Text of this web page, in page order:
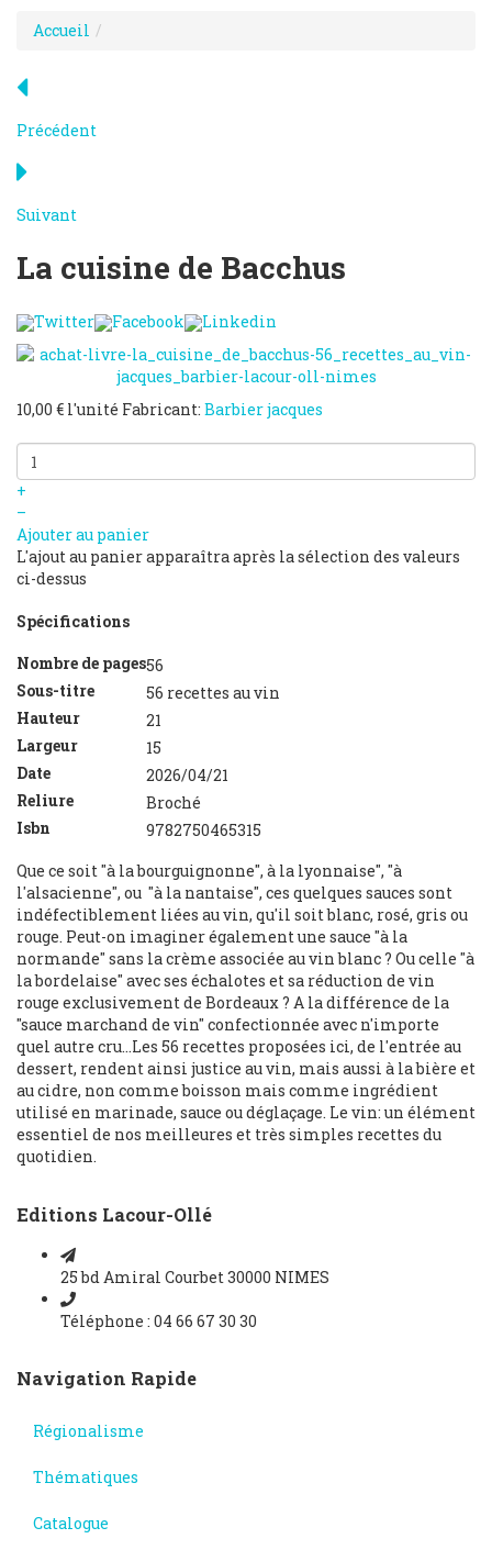
Accueil
Précédent
Suivant
La cuisine de Bacchus
Twitter Facebook Linkedin
10,00 € l'unité Fabricant: Barbier jacques
+
–
Ajouter au panier
L'ajout au panier apparaîtra après la sélection des valeurs
ci-dessus
Spécifications
Nombre de pages56
Sous-titre
56 recettes au vin
Hauteur
21
Largeur
15
Date
2026/04/21
Reliure
Broché
Isbn
9782750465315
Que ce soit "à la bourguignonne", à la lyonnaise", "à
l'alsacienne", ou "à la nantaise", ces quelques sauces sont
indéfectiblement liées au vin, qu'il soit blanc, rosé, gris ou
rouge. Peut-on imaginer également une sauce "à la
normande" sans la crème associée au vin blanc ? Ou celle "à
la bordelaise" avec ses échalotes et sa réduction de vin
rouge exclusivement de Bordeaux ? A la différence de la
"sauce marchand de vin" confectionnée avec n'importe
quel autre cru...Les 56 recettes proposées ici, de l'entrée au
dessert, rendent ainsi justice au vin, mais aussi à la bière et
au cidre, non comme boisson mais comme ingrédient
utilisé en marinade, sauce ou déglaçage. Le vin: un élément
essentiel de nos meilleures et très simples recettes du
quotidien.
Editions Lacour-Ollé
25 bd Amiral Courbet 30000 NIMES
Téléphone : 04 66 67 30 30
Navigation Rapide
Régionalisme
Thématiques
Catalogue